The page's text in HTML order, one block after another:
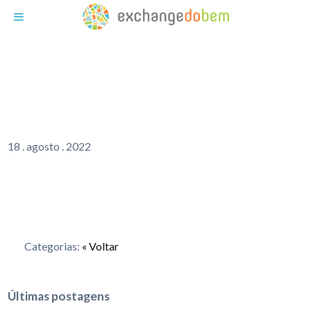
18 .agosto . 2022
Categorias: « Voltar
Últimas postagens
Exchange do Bem